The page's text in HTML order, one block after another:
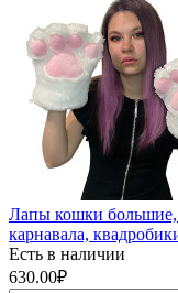
Лапы кошки большие,
карнавала,
Есть в наличии
630.00₽